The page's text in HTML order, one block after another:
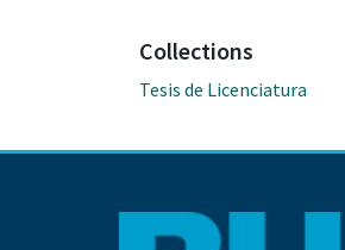
Collections
Tesis de Licenciatura